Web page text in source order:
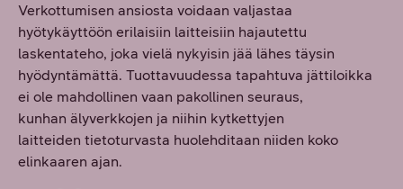
Verkottumisen ansiosta voidaan valjastaa
hyötykäyttöön erilaisiin laitteisiin hajautettu
laskentateho, joka vielä nykyisin jää lähes täysin
hyödyntämättä. Tuottavuudessa tapahtuva jättiloikka
ei ole mahdollinen vaan pakollinen seuraus,
kunhan älyverkkojen ja niihin kytkettyjen
laitteiden tietoturvasta huolehditaan niiden koko
elinkaaren ajan.